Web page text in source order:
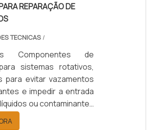
REPARAÇÃO DE
TECNICAS /
Componentes de
sistemas rotativos,
para evitar vazamentos
e impedir a entrada
ou contaminantes
rolamentos. Disponíveis